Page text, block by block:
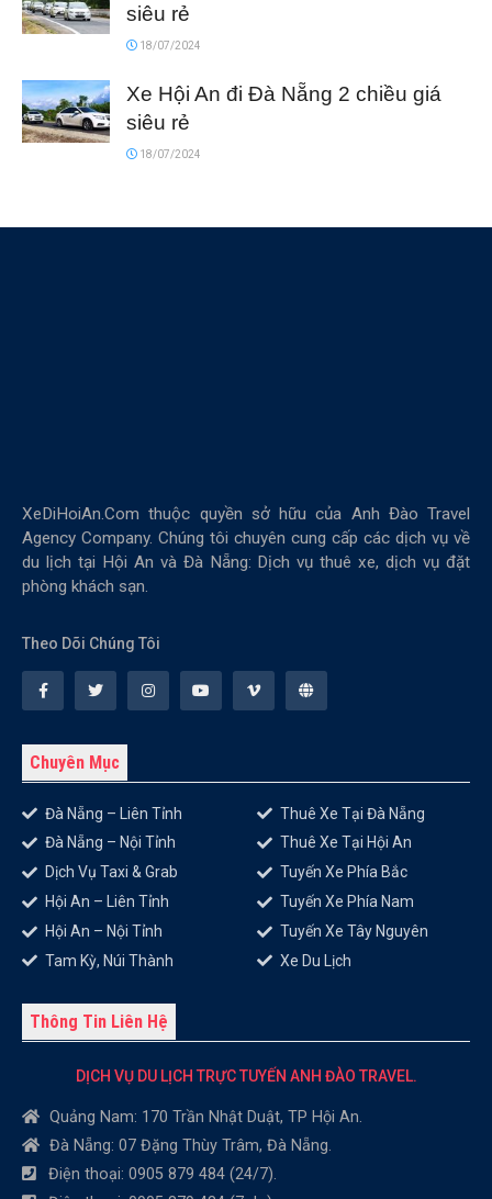
siêu rẻ
18/07/2024
Xe Hội An đi Đà Nẵng 2 chiều giá
siêu rẻ
18/07/2024
XeDiHoiAn.Com thuộc quyền sở hữu của Anh Đào Travel
Agency Company. Chúng tôi chuyên cung cấp các dịch vụ về
du lịch tại Hội An và Đà Nẵng: Dịch vụ thuê xe, dịch vụ đặt
phòng khách sạn.
Theo Dõi Chúng Tôi
Chuyên Mục
Đà Nẵng – Liên Tỉnh
Đà Nẵng – Nội Tỉnh
Dịch Vụ Taxi & Grab
Hội An – Liên Tỉnh
Hội An – Nội Tỉnh
Tam Kỳ, Núi Thành
Thuê Xe Tại Đà Nẵng
Thuê Xe Tại Hội An
Tuyến Xe Phía Bắc
Tuyến Xe Phía Nam
Tuyến Xe Tây Nguyên
Xe Du Lịch
Thông Tin Liên Hệ
DỊCH VỤ DU LỊCH TRỰC TUYẾN ANH ĐÀO TRAVEL.
Quảng Nam: 170 Trần Nhật Duật, TP Hội An.
Đà Nẵng: 07 Đặng Thùy Trâm, Đà Nẵng.
Điện thoại: 0905 879 484 (24/7).